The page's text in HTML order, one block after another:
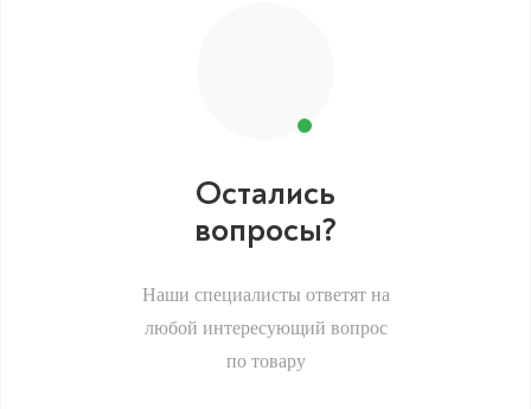
Остались
вопросы?
Наши специалисты ответят на
любой интересующий вопрос
по товару